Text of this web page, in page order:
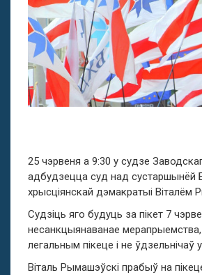
25 чэрвеня а 9:30 у судзе
адбудзецца суд над сустаршынёй
хрысціянскай дэмакратыі Віталём
Судзіць яго будуць за пікет 7
несанкцыянаванае
легальным пікеце і не ўдзельнічаў
Віталь Рымашэўскі прабыў на